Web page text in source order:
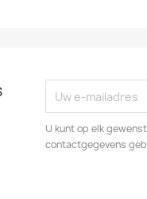
U kunt op elk
contactgegevens